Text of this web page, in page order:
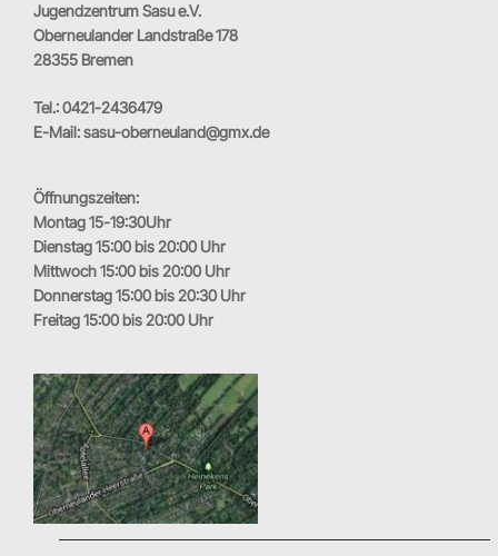
Jugendzentrum Sasu e.V.
Oberneulander Landstraße 178
28355 Bremen
Tel.: 0421-2436479
E-Mail: sasu-oberneuland@gmx.de
Öffnungszeiten:
Montag 15-19:30Uhr
Dienstag 15:00 bis 20:00 Uhr
Mittwoch 15:00 bis 20:00 Uhr
Donnerstag 15:00 bis 20:30 Uhr
Freitag 15:00 bis 20:00 Uhr